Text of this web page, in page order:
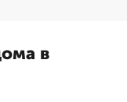
в